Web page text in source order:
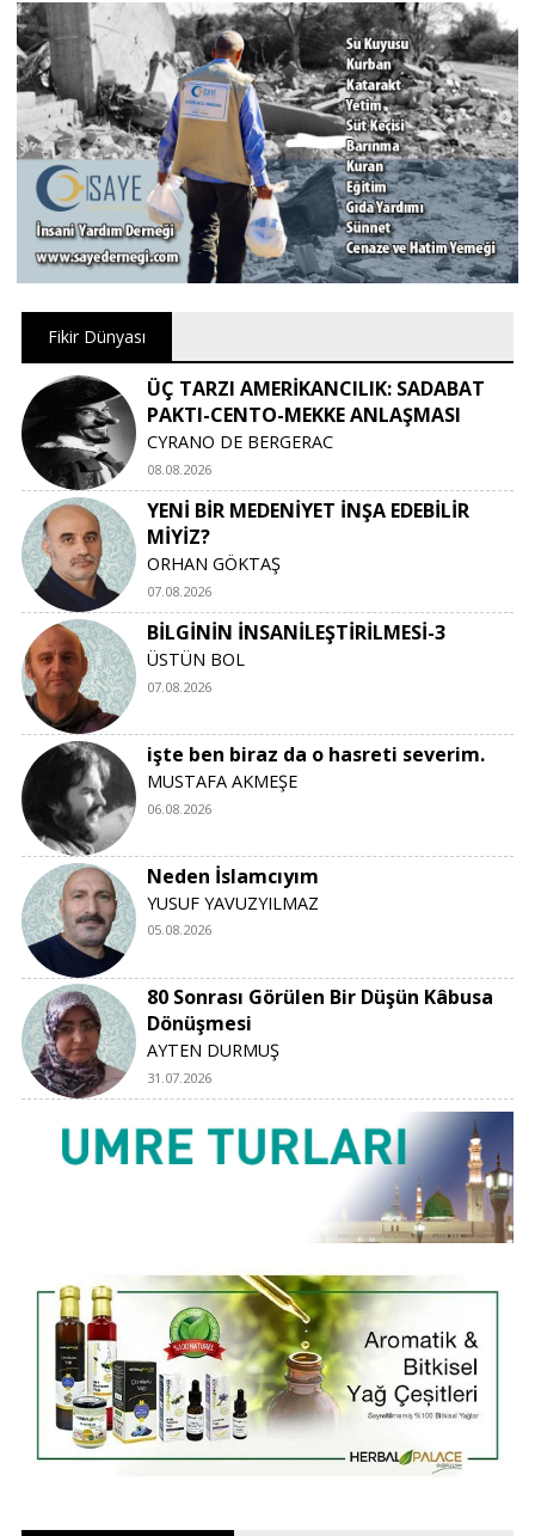
Fikir Dünyası
ÜÇ TARZI AMERİKANCILIK: SADABAT
PAKTI-CENTO-MEKKE ANLAŞMASI
CYRANO DE BERGERAC
08.08.2026
YENİ BİR MEDENİYET İNŞA EDEBİLİR
MİYİZ?
ORHAN GÖKTAŞ
07.08.2026
BİLGİNİN İNSANİLEŞTİRİLMESİ-3
ÜSTÜN BOL
07.08.2026
işte ben biraz da o hasreti severim.
MUSTAFA AKMEŞE
06.08.2026
Neden İslamcıyım
YUSUF YAVUZYILMAZ
05.08.2026
80 Sonrası Görülen Bir Düşün Kâbusa
Dönüşmesi
AYTEN DURMUŞ
31.07.2026